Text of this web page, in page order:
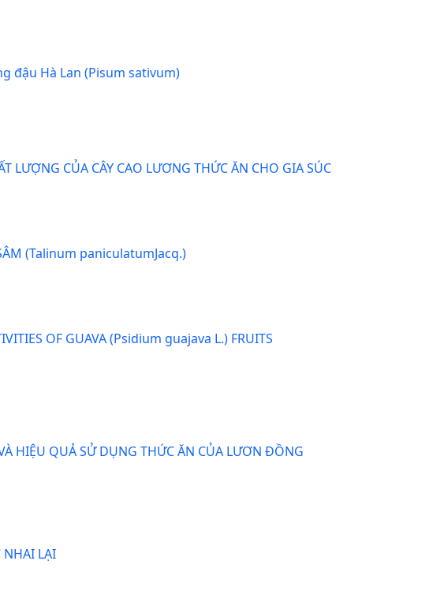
đậu Hà Lan (Pisum sativum)
LƯỢNG CỦA CÂY CAO LƯƠNG THỨC ĂN CHO GIA SÚC
(Talinum paniculatumJacq.)
OF GUAVA (Psidium guajava L.) FRUITS
HIỆU QUẢ SỬ DỤNG THỨC ĂN CỦA LƯƠN ĐỒNG
NHAI LẠI